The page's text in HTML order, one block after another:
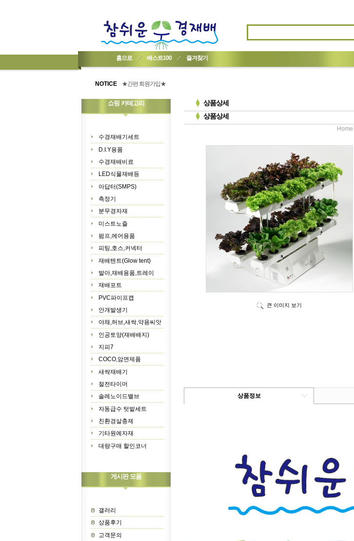
홈으로 베스트100 즐겨찾기
NOTICE
★기업회원가입 방법..
★간편 회원가입★
쇼핑 카테고리
수경재배기세트
D.I.Y용품
수경재배비료
LED식물재배등
아답터(SMPS)
측정기
분무경자재
미스트노즐
펌프,에어용품
피팅,호스,커넥터
재배텐트(Glow tent)
발아,재배용품,트레이
재배포트
PVC파이프캡
안개발생기
야채,허브,새싹,약용씨앗
인공토양(재배배지)
지피7
COCO,암면제품
새싹재배기
절전타이머
솔레노이드밸브
자동급수 텃밭세트
친환경살충제
기타원예자재
대량구매 할인코너
게시판 모음
갤러리
상품후기
고객문의
상품상세
상품상세
Home
큰 이미지 보기
상품정보